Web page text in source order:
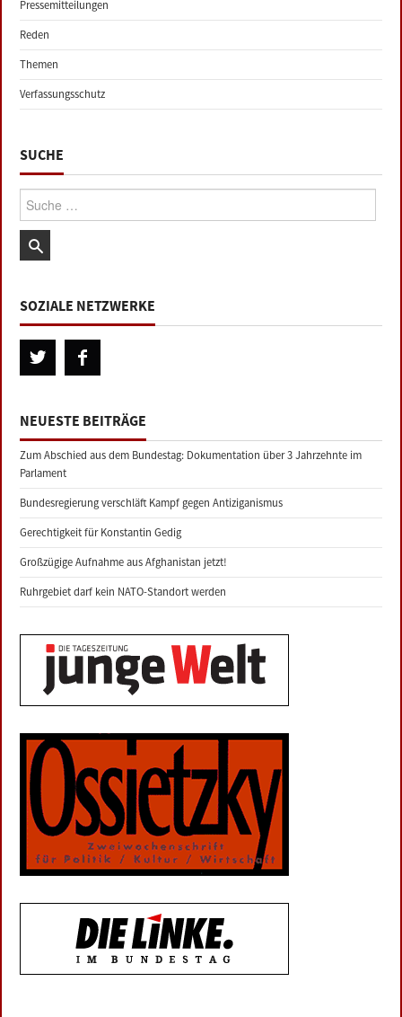
Pressemitteilungen
Reden
Themen
Verfassungsschutz
SUCHE
Suche:
SOZIALE NETZWERKE
NEUESTE BEITRÄGE
Zum Abschied aus dem Bundestag: Dokumentation über 3 Jahrzehnte im
Parlament
Bundesregierung verschläft Kampf gegen Antiziganismus
Gerechtigkeit für Konstantin Gedig
Großzügige Aufnahme aus Afghanistan jetzt!
Ruhrgebiet darf kein NATO-Standort werden